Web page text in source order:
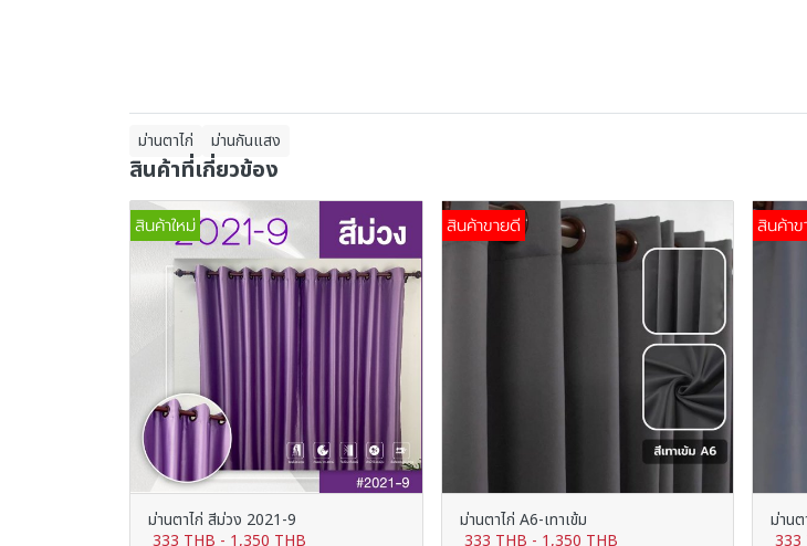
ม่านตาไก่ ม่านกันแสง
สินค้าที่เกี่ยวข้อง
สินค้าใหม่
ม่านตาไก่ สีม่วง 2021-9
333 THB - 1,350 THB
สินค้าขายดี
ม่านตาไก่ A6-เทาเข้ม
333 THB - 1,350 THB
สินค้า
ม่านต
333